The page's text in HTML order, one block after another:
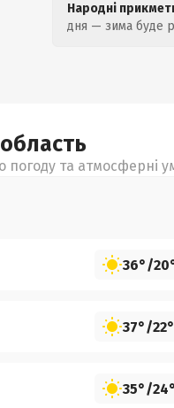
Народні
дня — зима буде
область
погоду та атмосферні
36°/
37°/22°
35°/24°